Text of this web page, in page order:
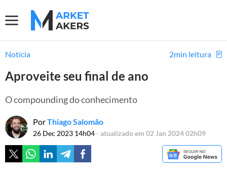
Notícia 2min leitura
Aproveite seu final de ano
O compounding do conhecimento
PorThiago Salomão
26 Dec 2023 14h04- atualizado em 02 Jan 2024 02h09